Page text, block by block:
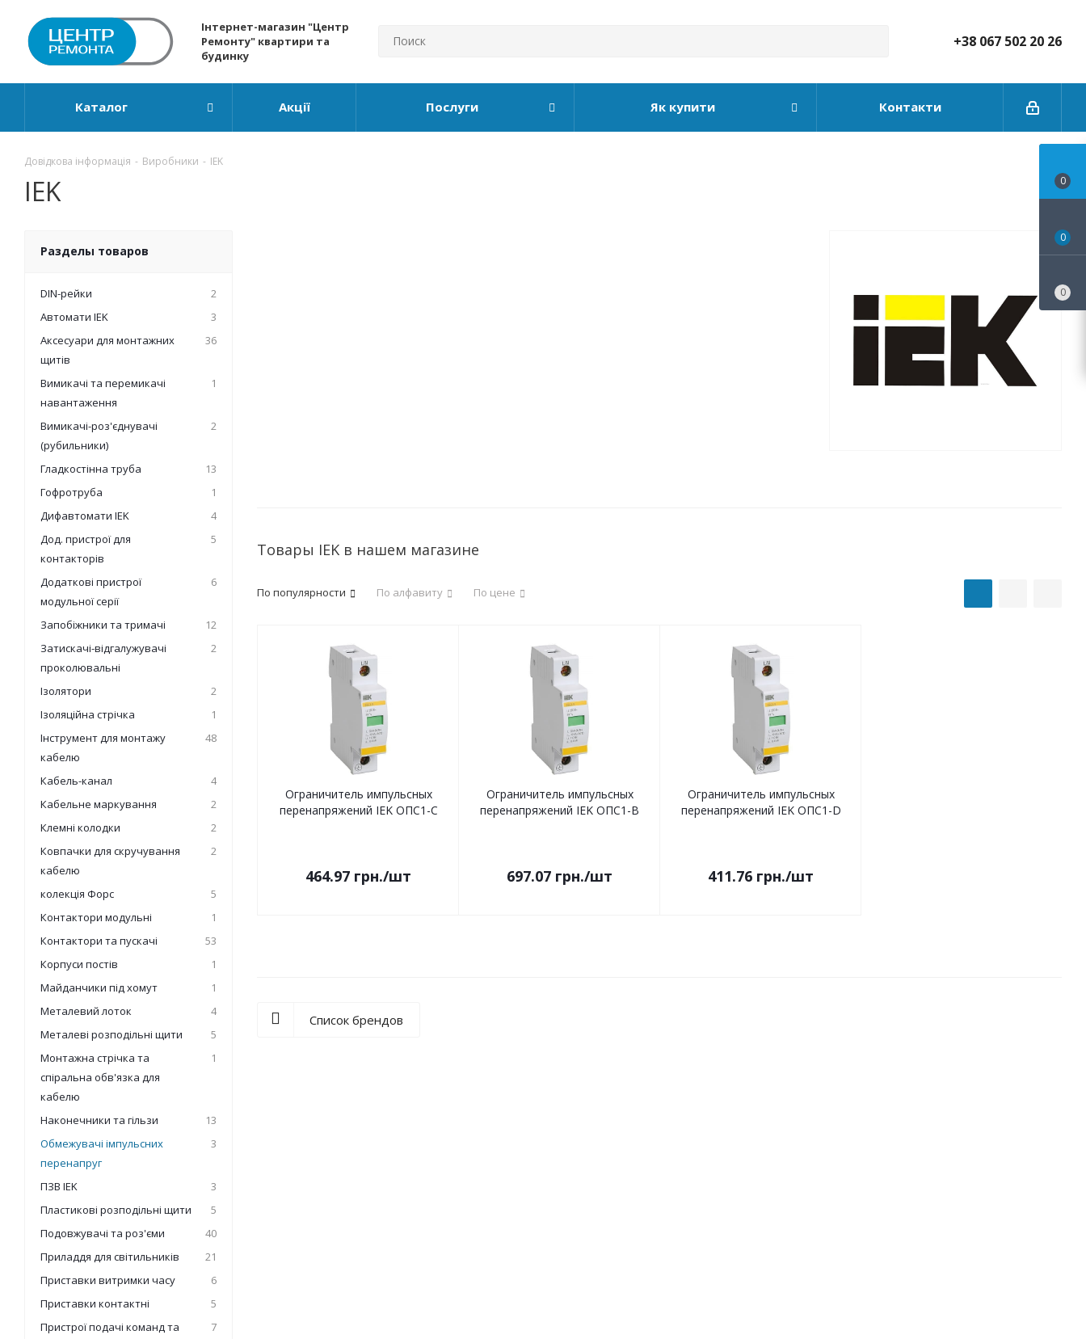
Інтернет-магазин "Центр
Ремонту" квартири та
будинку
+38 067 502 20 26
Каталог Акції Послуги Як купити Контакти
Довідкова інформація - Виробники - IEK
IEK
Товары IEK в нашем магазине
По популярности По алфавиту По цене
Ограничитель импульсных
перенапряжений IEK ОПС1-C
464.97 грн./шт
Ограничитель импульсных
перенапряжений IEK ОПС1-B
697.07 грн./шт
Ограничитель импульсных
перенапряжений IEK ОПС1-D
411.76 грн./шт
Список брендов
Разделы товаров
DIN-рейки
2
Автомати IEK
3
Аксесуари для монтажних
щитів
36
Вимикачі та перемикачі
навантаження
1
Вимикачі-роз'єднувачі
(рубильники)
2
Гладкостінна труба
13
Гофротруба
1
Дифавтомати IEK
4
Дод. пристрої для
контакторів
5
Додаткові пристрої
модульної серії
6
Запобіжники та тримачі
12
Затискачі-відгалужувачі
проколювальні
2
Ізолятори
2
Ізоляційна стрічка
1
Інструмент для монтажу
кабелю
48
Кабель-канал
4
Кабельне маркування
2
Клемні колодки
2
Ковпачки для скручування
кабелю
2
колекція Форс
5
Контактори модульні
1
Контактори та пускачі
53
Корпуси постів
1
Майданчики під хомут
1
Металевий лоток
4
Металеві розподільні щити
5
Монтажна стрічка та
спіральна обв'язка для
кабелю
1
Наконечники та гільзи
13
Обмежувачі імпульсних
перенапруг
3
ПЗВ IEK
3
Пластикові розподільні щити
5
Подовжувачі та роз'єми
40
Приладдя для світильників
21
Приставки витримки часу
6
Приставки контактні
5
Пристрої подачі команд та
7
0
0
0